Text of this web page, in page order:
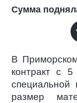
Сумма
В
контракт c
специальной
размер